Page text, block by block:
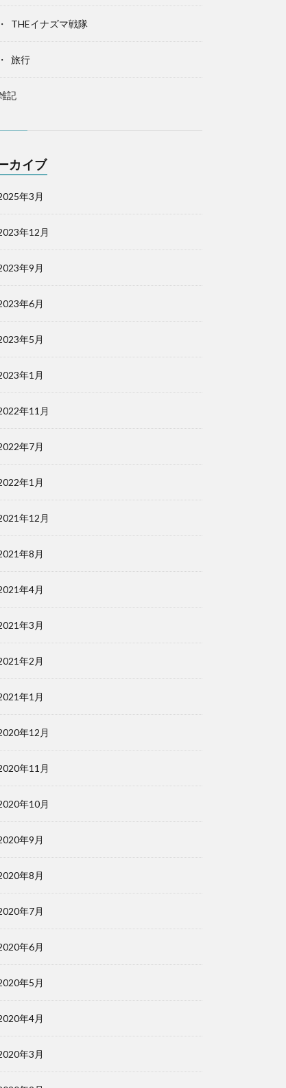
THEイナズマ戦隊
旅行
記
カイブ
年3月
年12月
年9月
年6月
年5月
年1月
年11月
年7月
年1月
年12月
年8月
年4月
年3月
年2月
年1月
年12月
年11月
年10月
年9月
年8月
年7月
年6月
年5月
年4月
年3月